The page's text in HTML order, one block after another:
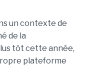
un contexte de
de la
tôt cette année,
plateforme